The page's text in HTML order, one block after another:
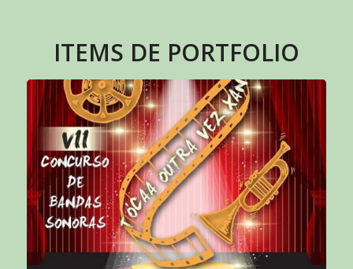
ITEMS DE PORTFOLIO